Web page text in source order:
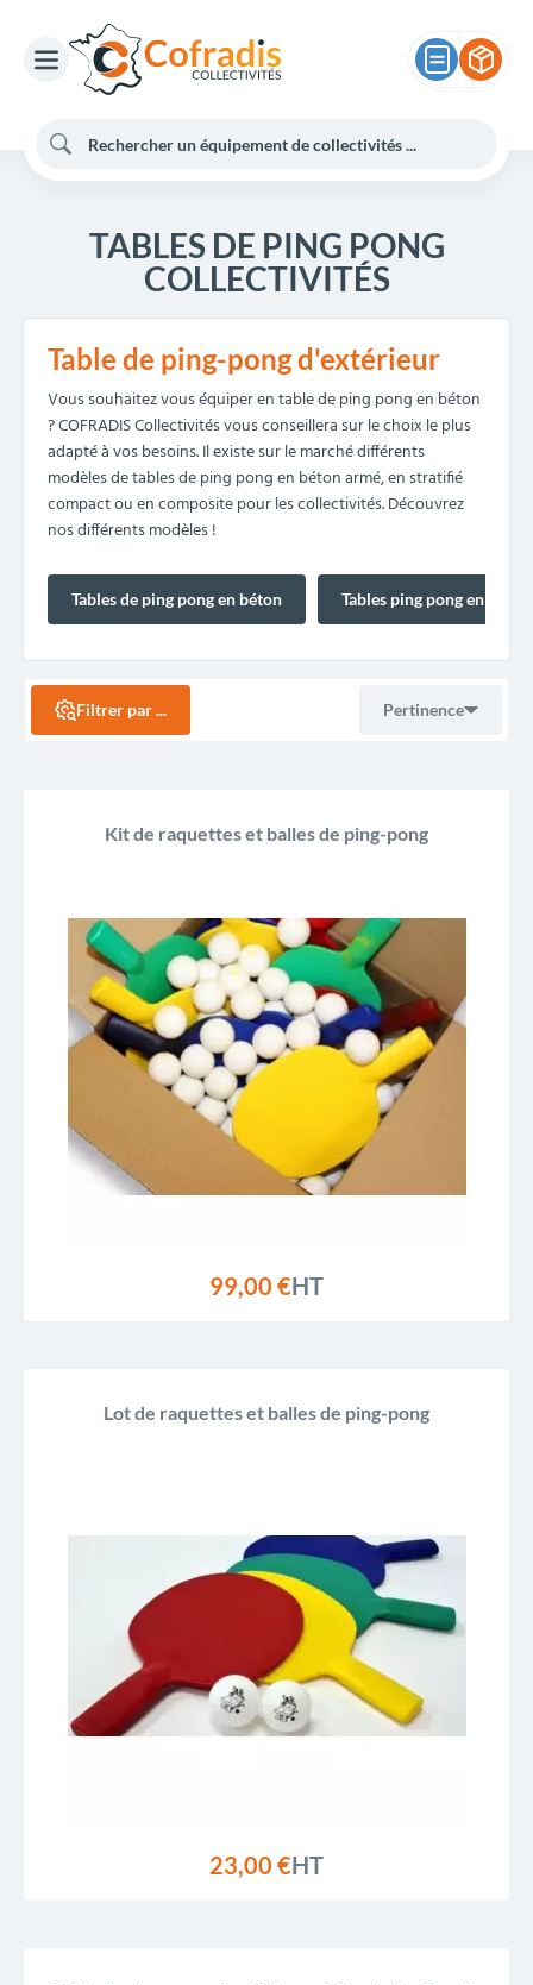
TABLES DE PING PONG
COLLECTIVITÉS
Table de ping-pong d'extérieur
Vous souhaitez vous équiper en table de ping pong en béton
? COFRADIS Collectivités vous conseillera sur le choix le plus
adapté à vos besoins. Il existe sur le marché différents
modèles de tables de ping pong en béton armé, en stratifié
compact ou en composite pour les collectivités. Découvrez
nos différents modèles !
Tables de ping pong en béton Tables ping pong en
Filtrer par ... Pertinence
Pertinence
Nom, Z à A
Prix, croissant
Prix, décroissant
Reference, A to Z
Reference, Z to A
Kit de raquettes et balles de ping-pong
99,00 €HT
Lot de raquettes et balles de ping-pong
23,00 €HT